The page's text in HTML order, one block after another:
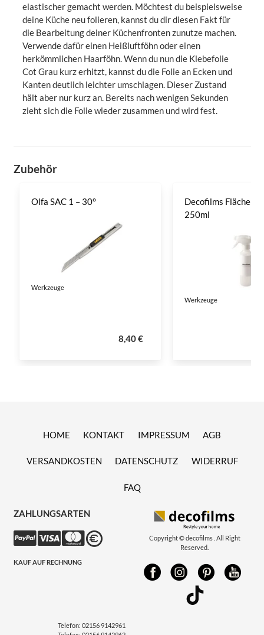
elastischer gemacht werden. Möchtest du beispielsweise
deine Küche neu folieren, kannst du dir diesen Fakt für
die Bearbeitung deiner Küchenfronten zunutze machen.
Verwende dafür einen Heißluftföhn oder einen
herkömmlichen Haarföhn. Wenn du nun die Klebefolie
Cot Grau kurz erhitzt, kannst du die Folie an Ecken und
Kanten deutlich leichter umschlagen. Dieser Zustand
hält aber nur kurz an. Bereits nach wenigen Sekunden
zieht sich die Folie wieder zusammen und wird fest.
Zubehör
Olfa SAC 1 – 30°
Werkzeuge
8,40 €
Decofilms
250ml
Werkzeuge
HOME KONTAKT IMPRESSUM AGB
VERSANDKOSTEN DATENSCHUTZ WIDERRUF
FAQ
ZAHLUNGSARTEN
KAUF AUF RECHNUNG
Copyright © decofilms . All Right
Reserved.
Telefon: 02156 9142961